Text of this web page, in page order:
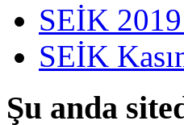
SEİK 2019
SEİK
Şu anda